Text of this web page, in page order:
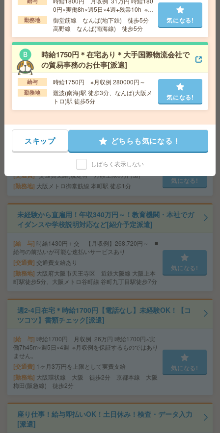
勤務地 JR大阪環状線 弁天町駅 徒歩2分
【夜勤×基本完全在宅】高時給2000円！専門商社で海外営
業事務＊50代活躍中[派遣]
給 与
時給2000円＋交【月収例:262,500円(時給2,00
0円×実働6時間15分×月21日)】※24時～翌5時は深夜割
増時給(2,500円)になります
交通費 ◆交通費実費支給※当社規定あり
勤務地 大阪メトロ御堂筋線 江坂駅 徒歩2分/阪急千里
線 豊津駅 バス9分＋徒歩2分
気になる!
高時給3800円！医薬品のメディカルライティング@在宅
可！＊50代活躍中[派遣]
交通費 *交通費支給(規定有・月額上限3万円迄)
勤務地 大阪メトロ御堂筋線 本町駅 徒歩1分
気になる!
未経験から直雇用！年収340万円～！教育機関・本社でガ
イダンスや学校説明対応など[紹介予定派遣]
給 与 時給1430円＋交 【月収例】268,720円～ ■
給与の前払いが可能な速払いサービスあり
交通費 交通費支給あり
勤務地 大阪府大阪市天王寺区 近鉄大阪線 大阪上本
町駅徒歩5分、大阪メトロ谷町線 谷町九丁目駅徒歩7分
気になる!
週2-4日在宅＊時給1700円【電話なし】未経験OK！【コ
ツコツ】書類チェック[派遣]
給 与 時給1700円 月収例 26万円 時給1700円×実
働7h45m×週5日×4週 ※月収例を保証するものではあり
ません。
交通費 1ヶ月3万円を上限として実費支給
勤務地 大阪環状線 大阪 徒歩2分 京都本線 大阪
梅田(阪急線) 徒歩2分
気になる!
座り仕事！給与即払いOK！土日休み！検査・データ入力
[派遣]
0円×実働8h×週5日×4週+残業10h ※月
収例を保証するものではありません。
※給与即受取りサービス利用可（利用
条件有）
勤務地
御堂筋線 なんば(地下鉄) 徒歩5分
高野線 なんば(南海線) 徒歩5分
気になる!
時給1750円＊在宅あり＊大手国際物流会社で
の貿易事務のお仕事[派遣]
給与 時給1750円 ※月収例 280000円～
勤務地
難波(南海)駅 徒歩3分、なんば(大阪メ
トロ)駅 徒歩5分
気になる!
スキップ どちらも気になる！
しばらく表示しない